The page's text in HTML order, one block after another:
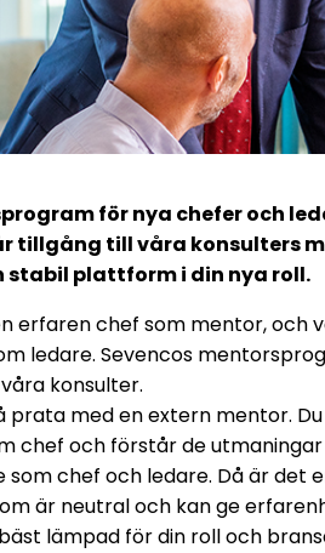
för nya chefer och
tillgång till våra konsulters
stabil plattform i din nya roll.
erfaren chef som mentor, och
ledare. Sevencos
konsulter.
med en extern mentor.
chef och förstår de
chef och ledare. Då är det
är neutral och kan ge
lämpad för din roll och